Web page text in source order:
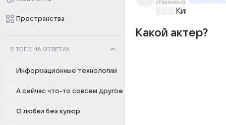
Пространства
В ТОПЕ НА ОТВЕТАХ
Информационные технологии
А сейчас что-то совсем другое
О любви без купюр
Изменено
Киномания
Какой актер?